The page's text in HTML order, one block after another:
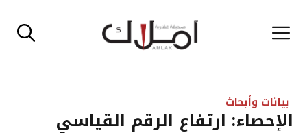
إلى القائمة
بيانات وأبحاث
الإحصاء: ارتفاع الرقم القياسي